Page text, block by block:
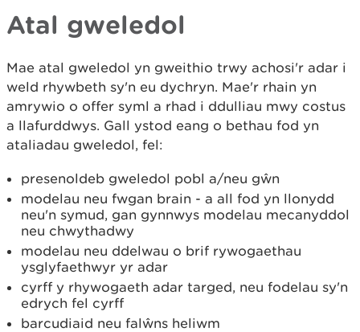
Atal gweledol
Mae atal gweledol yn gweithio trwy achosi'r adar i
weld rhywbeth sy'n eu dychryn. Mae'r rhain yn
amrywio o offer syml a rhad i ddulliau mwy costus
a llafurddwys. Gall ystod eang o bethau fod yn
ataliadau gweledol, fel:
presenoldeb gweledol pobl a/neu gŵn
modelau neu fwgan brain - a all fod yn llonydd
neu'n symud, gan gynnwys modelau mecanyddol
neu chwythadwy
modelau neu ddelwau o brif rywogaethau
ysglyfaethwyr yr adar
cyrff y rhywogaeth adar targed, neu fodelau sy'n
edrych fel cyrff
barcudiaid neu falŵns heliwm